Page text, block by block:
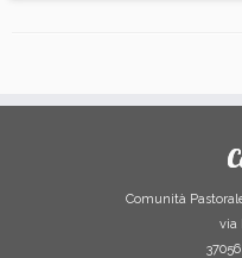
Comunità
via